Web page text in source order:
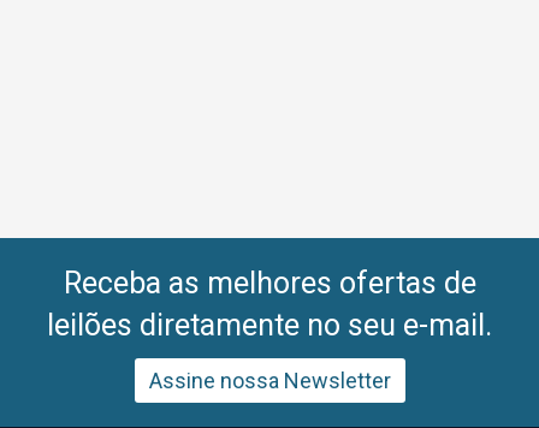
Receba as melhores ofertas de
leilões diretamente no seu e-mail.
Assine nossa Newsletter